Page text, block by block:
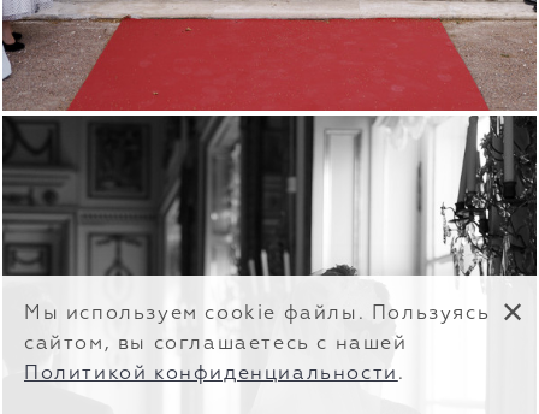
Мы используем cookie файлы. Пользуясь
сайтом, вы соглашаетесь с нашей
Политикой конфиденциальности .
✕